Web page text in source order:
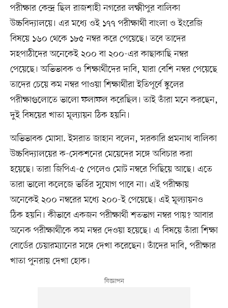
পরীক্ষার কেন্দ্র ছিল রাজশাহী নগরের লক্ষ্মীপুর বালিকা
উচ্চবিদ্যালয়ে। এর মধ্যে ওই ১৭৭ পরীক্ষার্থী বাংলা ও ইংরেজি
বিষয়ে ১৬০ থেকে ১৮৫ নম্বর করে পেয়েছে। তবে তাদের
সহপাঠীদের অনেকেই ২০০ বা ২০০-এর কাছাকাছি নম্বর
পেয়েছে। অভিভাবক ও শিক্ষার্থীদের দাবি, যারা বেশি নম্বর পেয়েছে
তাদের চেয়ে কম নম্বর পাওয়া শিক্ষার্থীরা ইতিপূর্বে স্কুলের
পরীক্ষাগুলোতে ভালো ফলাফল করেছিল। তাই তাঁরা মনে করছেন,
দুই বিষয়ের খাতা মূল্যায়ন ঠিক হয়নি।
অভিভাবক মোসা. ইসরাত জাহান বলেন, সরকারি প্রমনাথ বালিকা
উচ্চবিদ্যালয়ের ক-সেকশনের মেয়েদের সঙ্গে অবিচার করা
হয়েছে। তারা জিপিএ-৫ পেলেও মোট নম্বরে পিছিয়ে আছে। এতে
তারা ভালো কলেজে ভর্তির সুযোগ পাবে না। এই পরীক্ষায়
অনেকেই ২০০ নম্বরের মধ্যে ২০০-ই পেয়েছে। এই মূল্যায়নও
ঠিক হয়নি। কীভাবে একজন পরীক্ষার্থী শতভাগ নম্বর পায়? আবার
অনেক পরীক্ষার্থীকে কম নম্বর দেওয়া হয়েছে। এ বিষয়ে তাঁরা শিক্ষা
বোর্ডের চেয়ারম্যানের সঙ্গে দেখা করেছেন। তাঁদের দাবি, পরীক্ষার
খাতা পুনরায় দেখা হোক।